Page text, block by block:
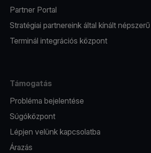
Partner Portal
Stratégiai partnereink által kínált
Terminál integrációs központ
Támogatás
Probléma bejelentése
Súgóközpont
Lépjen velünk kapcsolatba
Árazás